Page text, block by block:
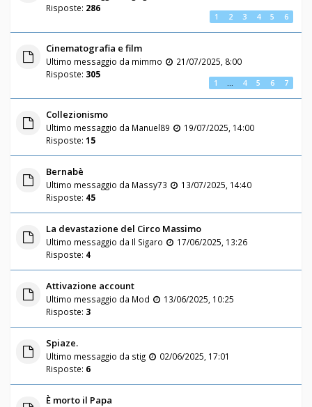
Risposte: 286
1 2 3 4 5 6
Cinematografia e film
Ultimo messaggio da mimmo
21/07/2025, 8:00
Risposte: 305
1 … 4 5 6 7
Collezionismo
Ultimo messaggio da Manuel89
19/07/2025, 14:00
Risposte: 15
Bernabè
Ultimo messaggio da Massy73
13/07/2025, 14:40
Risposte: 45
La devastazione del Circo Massimo
Ultimo messaggio da Il Sigaro
17/06/2025, 13:26
Risposte: 4
Attivazione account
Ultimo messaggio da Mod
13/06/2025, 10:25
Risposte: 3
Spiaze.
Ultimo messaggio da stig
02/06/2025, 17:01
Risposte: 6
È morto il Papa